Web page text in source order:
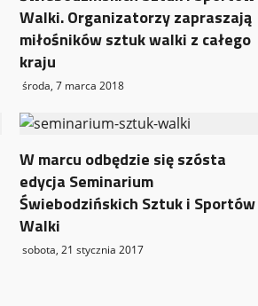
Walki. Organizatorzy zapraszają
miłośników sztuk walki z całego
kraju
środa, 7 marca 2018
W marcu odbędzie się szósta
edycja Seminarium
Świebodzińskich Sztuk i Sportów
Walki
sobota, 21 stycznia 2017